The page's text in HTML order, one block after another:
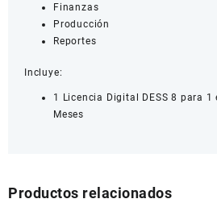
Finanzas
Producción
Reportes
Incluye:
1 Licencia Digital DESS 8 para
Meses
Productos relacionados